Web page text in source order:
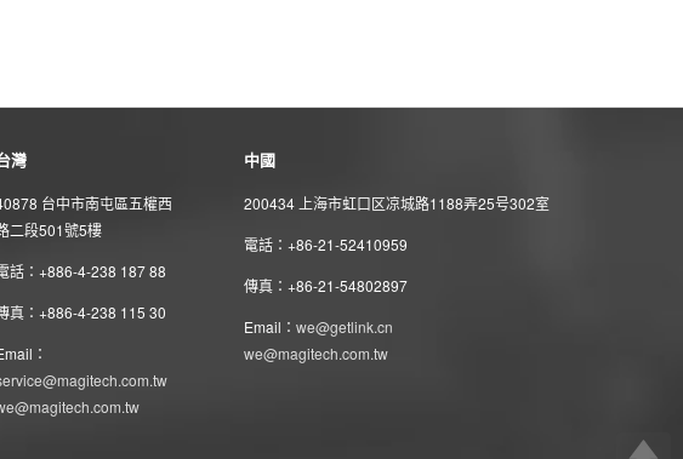
灣
台中市南屯區五權西
二段501號5樓
話：+886-4-238 187 88
真：+886-4-238 115 30
：
中國
200434 上海市虹口区凉城路1188弄25号302室
電話：+86-21-52410959
傳真：+86-21-54802897
Email： we@getlink.cn
we@magitech.com.tw